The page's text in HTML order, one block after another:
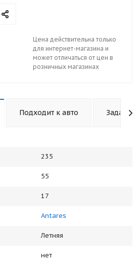
Цена действительна только
для интернет-магазина и
может отличаться от цен в
розничных магазинах
Подходит к авто Задать
235
55
17
Antares
Летняя
нет